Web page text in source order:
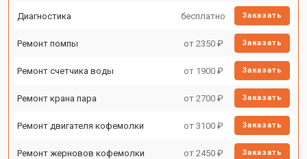
Диагностика бесплатно Заказать
Ремонт помпы от 2350 ₽ Заказать
Ремонт счетчика воды от 1900 ₽ Заказать
Ремонт крана пара от 2700 ₽ Заказать
Ремонт двигателя кофемолки от 3100 ₽ Заказать
Ремонт жерновов кофемолки от 2450 ₽ Заказать